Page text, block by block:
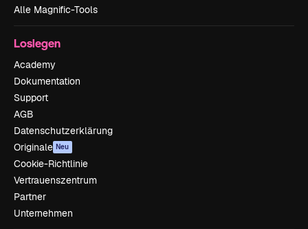
Alle Magnific-Tools
Loslegen
Academy
Dokumentation
Support
AGB
Datenschutzerklärung
Originale Neu
Cookie-Richtlinie
Vertrauenszentrum
Partner
Unternehmen